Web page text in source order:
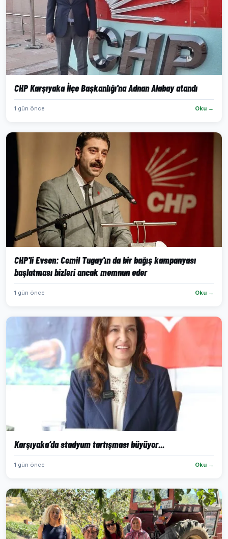
CHP Karşıyaka İlçe Başkanlığı'na Adnan Alabay atandı
1 gün önce Oku →
CHP'li Evsen: Cemil Tugay'ın da bir bağış kampanyası
başlatması bizleri ancak memnun eder
1 gün önce Oku →
Karşıyaka’da stadyum tartışması büyüyor...
1 gün önce Oku →